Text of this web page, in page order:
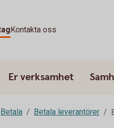
Kontakta oss
Er verksamhet
Betala Betala leverantörer